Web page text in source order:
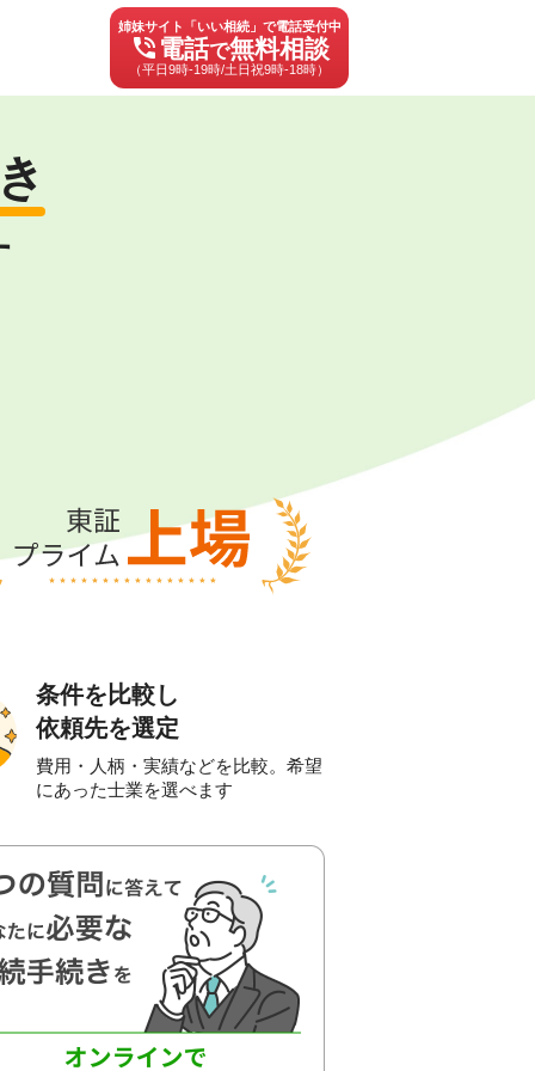
姉妹サイト「いい相続」で電話受付中
phone_in_talk 電話で無料相談
（平日9時-19時/土日祝9時-18時）
条件を比較し
依頼先を選定
費用・人柄・実績などを比較。希望
にあった士業を選べます